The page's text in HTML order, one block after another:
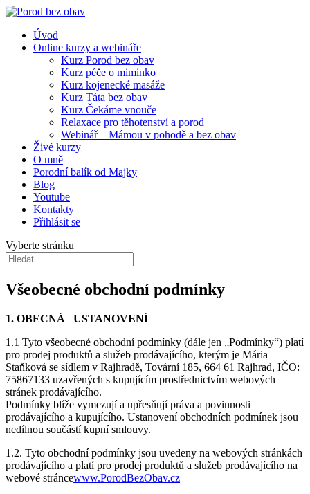
Úvod
Online kurzy a webináře
Kurz Porod bez obav
Kurz péče o miminko
Kurz kojenecké masáže
Kurz Táta bez obav
Kurz Čekáme vnouče
Relaxace pro těhotenství a porod
Webinář – Mámou v pohodě a bez obav
Živé kurzy
O mně
Porodní balík od Majky
Blog
Youtube
Kontakty
Přihlásit se
Vyberte stránku
Všeobecné obchodní podmínky
1. OBECNÁ USTANOVENÍ
1.1 Tyto všeobecné obchodní podmínky (dále jen „Podmínky“) platí
pro prodej produktů a služeb prodávajícího, kterým je Mária
Staňková se sídlem v Rajhradě, Tovární 185, 664 61 Rajhrad, IČO:
75867133 uzavřených s kupujícím prostřednictvím webových
stránek prodávajícího.
Podmínky blíže vymezují a upřesňují práva a povinnosti
prodávajícího a kupujícího. Ustanovení obchodních podmínek jsou
nedílnou součástí kupní smlouvy.
1.2. Tyto obchodní podmínky jsou uvedeny na webových stránkách
prodávajícího a platí pro prodej produktů a služeb prodávajícího na
webové stráncewww.PorodBezObav.cz